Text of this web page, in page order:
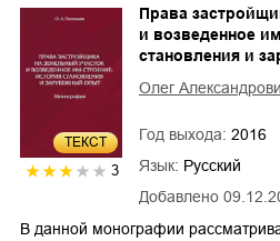
ТЕКСТ
3
Добавлено
Права
и возведенное
становления и
Олег
Год выхода: 2016
Язык: Русский
В данной монографии